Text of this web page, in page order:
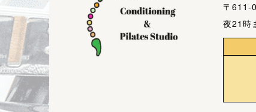
〒611-
夜21時